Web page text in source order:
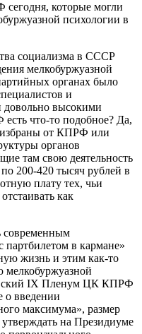
которые могли
психологии в
социализма в СССР
мелкобуржуазной
органах было
и
довольно высокими
что-то подобное? Да,
избраны от КПРФ или
органов
там свою деятельность
200-420 тысяч рублей в
плату тех, чьи
как
современным
партбилетом в кармане»
жизнь и этим как-то
мелкобуржуазной
IX Пленум ЦК КПРФ
о введении
максимума», размер
на Президиуме